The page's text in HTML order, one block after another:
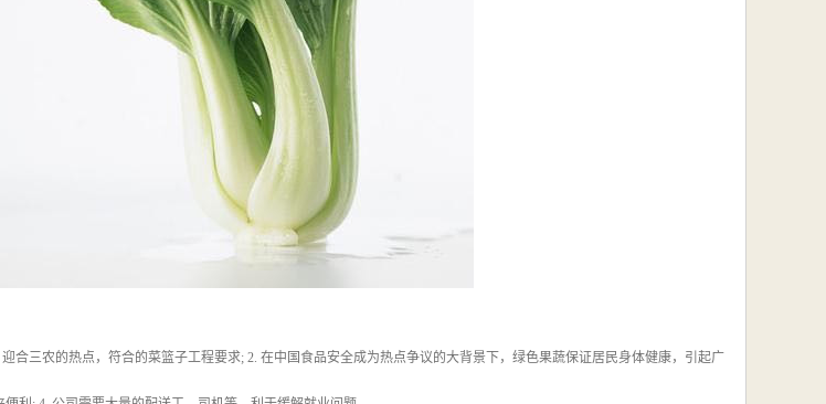
合三农的热点，符合的菜篮子工程要求; 2. 在中国食品安全成为热点争议的大背景下，绿色果蔬保证居民身体健康，引起广